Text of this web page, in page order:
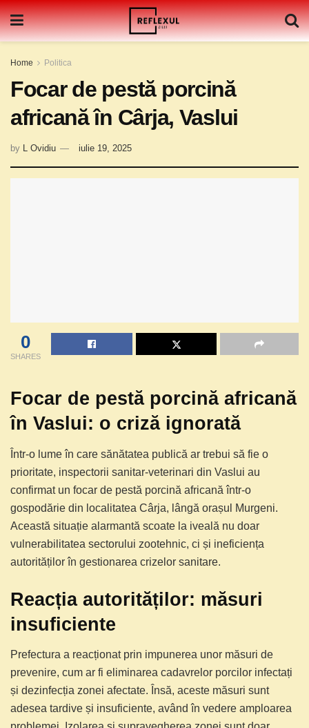
Home Politica
Focar de pestă porcină
africană în Cârja, Vaslui
by L Ovidiu iulie 19, 2025
0
SHARES
Focar de pestă porcină africană
în Vaslui: o criză ignorată
Într-o lume în care sănătatea publică ar trebui să fie o
prioritate, inspectorii sanitar-veterinari din Vaslui au
confirmat un focar de pestă porcină africană într-o
gospodărie din localitatea Cârja, lângă orașul Murgeni.
Această situație alarmantă scoate la iveală nu doar
vulnerabilitatea sectorului zootehnic, ci și ineficiența
autorităților în gestionarea crizelor sanitare.
Reacția autorităților: măsuri
insuficiente
Prefectura a reacționat prin impunerea unor măsuri de
prevenire, cum ar fi eliminarea cadavrelor porcilor infectați
și dezinfecția zonei afectate. Însă, aceste măsuri sunt
adesea tardive și insuficiente, având în vedere amploarea